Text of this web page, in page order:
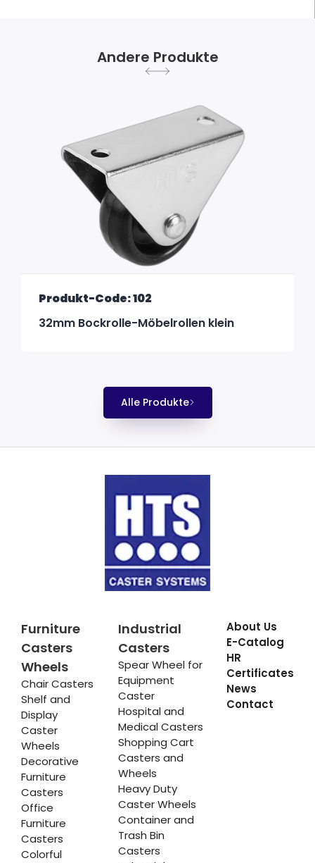
Andere Produkte
Produkt-Code: 102
32mm Bockrolle-Möbelrollen klein
Alle Produkte
Furniture
Casters
Wheels
Chair Casters
Shelf and
Display
Caster
Wheels
Decorative
Furniture
Casters
Office
Furniture
Casters
Colorful
Industrial
Casters
Spear Wheel for
Equipment
Caster
Hospital and
Medical Casters
Shopping Cart
Casters and
Wheels
Heavy Duty
Caster Wheels
Container and
Trash Bin
Casters
About Us
E-Catalog
HR
Certificates
News
Contact